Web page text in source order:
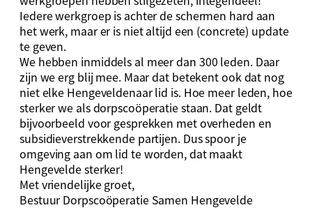
Iedere werkgroep is achter de schermen hard aan
het werk, maar er is niet altijd een (concrete) update
te geven.
We hebben inmiddels al meer dan 300 leden. Daar
zijn we erg blij mee. Maar dat betekent ook dat nog
niet elke Hengeveldenaar lid is. Hoe meer leden, hoe
sterker we als dorpscoöperatie staan. Dat geldt
bijvoorbeeld voor gesprekken met overheden en
subsidieverstrekkende partijen. Dus spoor je
omgeving aan om lid te worden, dat maakt
Hengevelde sterker!
Met vriendelijke groet,
Bestuur Dorpscoöperatie Samen Hengevelde